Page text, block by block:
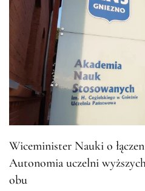
Wiceminister Nauki o
Autonomia uczelni
obu